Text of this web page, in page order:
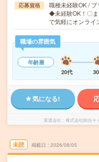
応募資格
職種未経験OK /
◆未経験OK！〇
で気軽にオンラ
職場の雰囲気
年齢層
20代
気になる!
派遣会社 株式会社綜合キ
未読 掲載日 2026/08/05